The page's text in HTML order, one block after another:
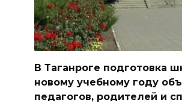
В Таганроге подготовка
новому учебному году
педагогов, родителей и